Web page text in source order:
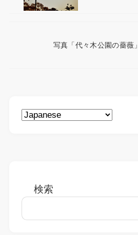
写真「代々木公園の薔薇」
検索